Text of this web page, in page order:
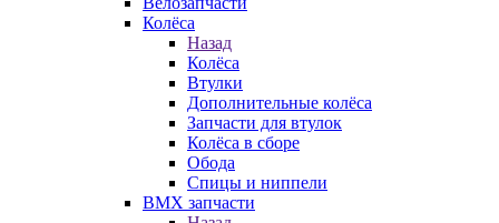
Колёса
Назад
Колёса
Втулки
Дополнительные колёса
Запчасти для втулок
Колёса в сборе
Обода
Спицы и ниппели
BMX запчасти